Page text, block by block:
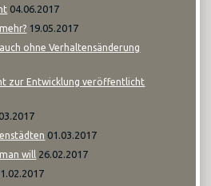
04.06.2017
19.05.2017
ohne Verhaltensänderung
zur Entwicklung veröffentlicht
01.03.2017
will 26.02.2017